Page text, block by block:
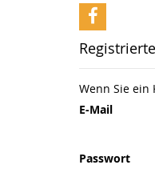
Wenn Sie ein
E-Mail
Passwort